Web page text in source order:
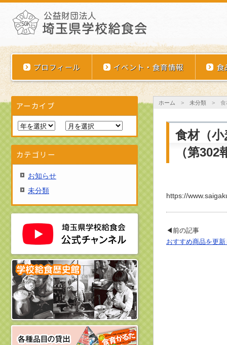
プロフィール イベント・食育情報 食
ホーム > 未分類 > 食
食材（
（第302
https://
◀前の記事
おすすめ商品を更
アーカイブ
カテゴリー
お知らせ
未分類